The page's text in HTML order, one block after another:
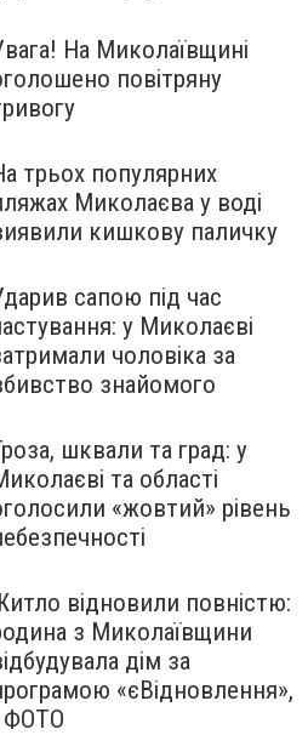
На Миколаївщині
повітряну
трьох популярних
Миколаєва у воді
кишкову паличку
сапою під час
у Миколаєві
чоловіка за
знайомого
шквали та град: у
та області
«жовтий» рівень
відновили повністю:
з Миколаївщини
дім за
«єВідновлення»,
ФОТО